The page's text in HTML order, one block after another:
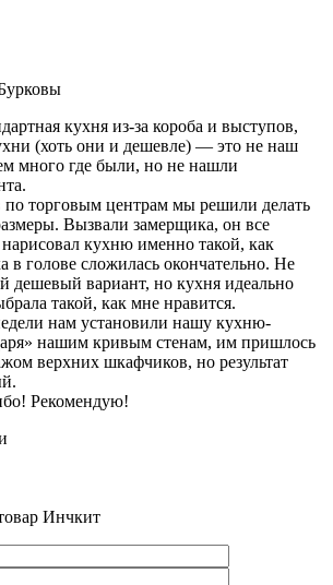
кухня из-за короба и выступов,
(хоть они и дешевле) — это не наш
много где были, но не нашли
по торговым центрам мы решили делать
Вызвали замерщика, он все
кухню именно такой, как
в голове сложилась окончательно. Не
дешевый вариант, но кухня идеально
такой, как мне нравится.
нам установили нашу кухню-
нашим кривым стенам, им пришлось
верхних шкафчиков, но результат
Рекомендую!
Инчкит